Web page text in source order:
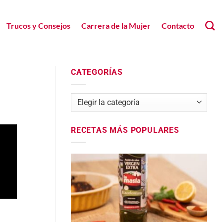
Trucos y Consejos Carrera de la Mujer Contacto
CATEGORÍAS
Categorías
RECETAS MÁS POPULARES